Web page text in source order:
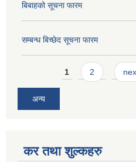
बिबाहको सूचना फारम
सम्बन्ध बिच्छेद सूचना फारम
Pages1 2
अन्य
कर तथा शुल्कहरु